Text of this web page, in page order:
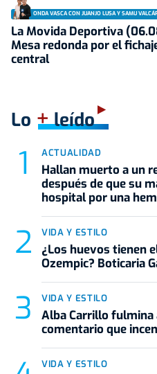
ONDA VASCA CON JUANJO LUSA Y SAMU
La Movida Deportiva
Mesa redonda por el
central
Lo +leído
ACTUALIDAD
Hallan muerto a un
después de que su
hospital por una
VIDA Y ESTILO
¿Los huevos tienen
Ozempic? Boticaria
VIDA Y ESTILO
Alba Carrillo fulmina
comentario que
VIDA Y ESTILO